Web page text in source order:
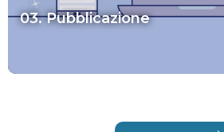
03. Pubblicazione